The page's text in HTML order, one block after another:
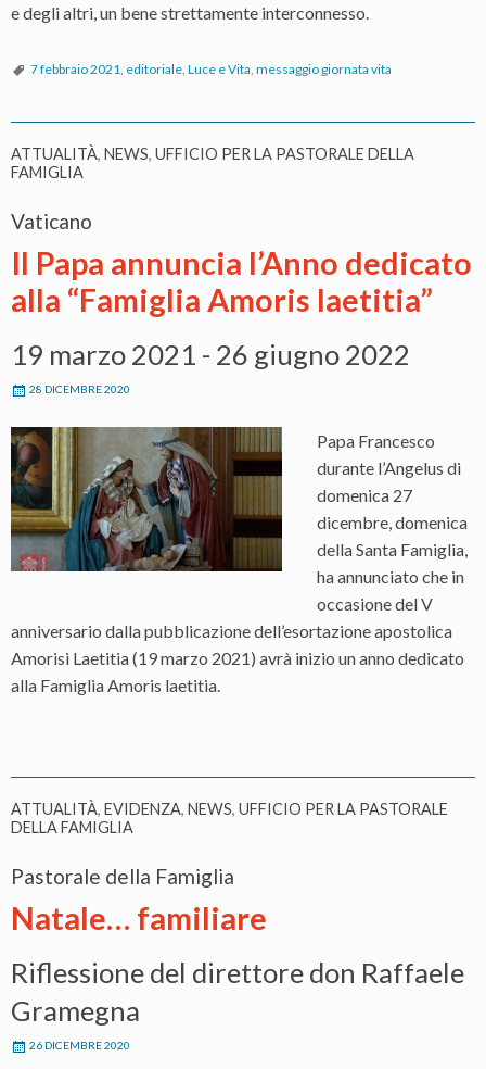
e degli altri, un bene strettamente interconnesso.
7 febbraio 2021, editoriale, Luce e Vita, messaggio giornata vita
ATTUALITÀ, NEWS, UFFICIO PER LA PASTORALE DELLA
FAMIGLIA
Vaticano
Il Papa annuncia l’Anno dedicato
alla “Famiglia Amoris laetitia”
19 marzo 2021 - 26 giugno 2022
28 DICEMBRE 2020
Papa Francesco
durante l’Angelus di
domenica 27
dicembre, domenica
della Santa Famiglia,
ha annunciato che in
occasione del V
anniversario dalla pubblicazione dell’esortazione apostolica
Amorisi Laetitia (19 marzo 2021) avrà inizio un anno dedicato
alla Famiglia Amoris laetitia.
ATTUALITÀ, EVIDENZA, NEWS, UFFICIO PER LA PASTORALE
DELLA FAMIGLIA
Pastorale della Famiglia
Natale… familiare
Riflessione del direttore don Raffaele
Gramegna
26 DICEMBRE 2020